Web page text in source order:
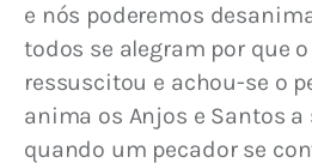
e nós poderemos
todos se alegram por que
ressuscitou e achou-se o
anima os Anjos e Santos a
quando um pecador se